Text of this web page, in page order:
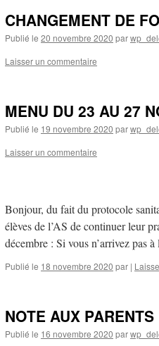
CHANGEMENT DE
Publié le 20 novembre 2020 par
Laisser un commentaire
MENU DU 23 AU 27
Publié le 19 novembre 2020 par
Laisser un commentaire
Bonjour, du fait du protocole
élèves de l’AS de continuer leur
décembre : Si vous n’arrivez pas
Publié le 18 novembre 2020 par |
NOTE AUX PARENTS
Publié le 16 novembre 2020 par